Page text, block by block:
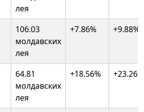
лея
106.03
молдавских
лея
+7.86% +9.88%
64.81
молдавских
лея
+18.56% +23.26%